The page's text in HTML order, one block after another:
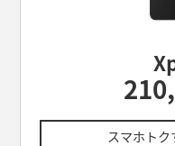
スマホト